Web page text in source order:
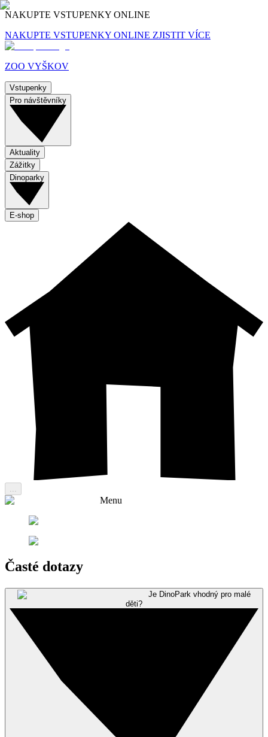
NAKUPTE VSTUPENKY ONLINE
NAKUPTE VSTUPENKY ONLINE ZJISTIT VÍCE
ZOO VYŠKOV
Vstupenky
Pro návštěvníky
Aktuality
Zážitky
Dinoparky
E-shop
Menu
Časté dotazy
Je DinoPark vhodný pro malé
děti?